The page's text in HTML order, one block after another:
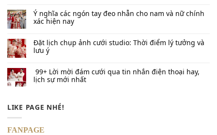
Ý nghĩa các ngón tay đeo nhẫn cho nam và nữ chính
xác hiện nay
Đặt lịch chụp ảnh cưới studio: Thời điểm lý tưởng và
lưu ý
99+ Lời mời đám cưới qua tin nhắn​ điện thoại hay,
lịch sự mới nhất
LIKE PAGE NHÉ!
FANPAGE